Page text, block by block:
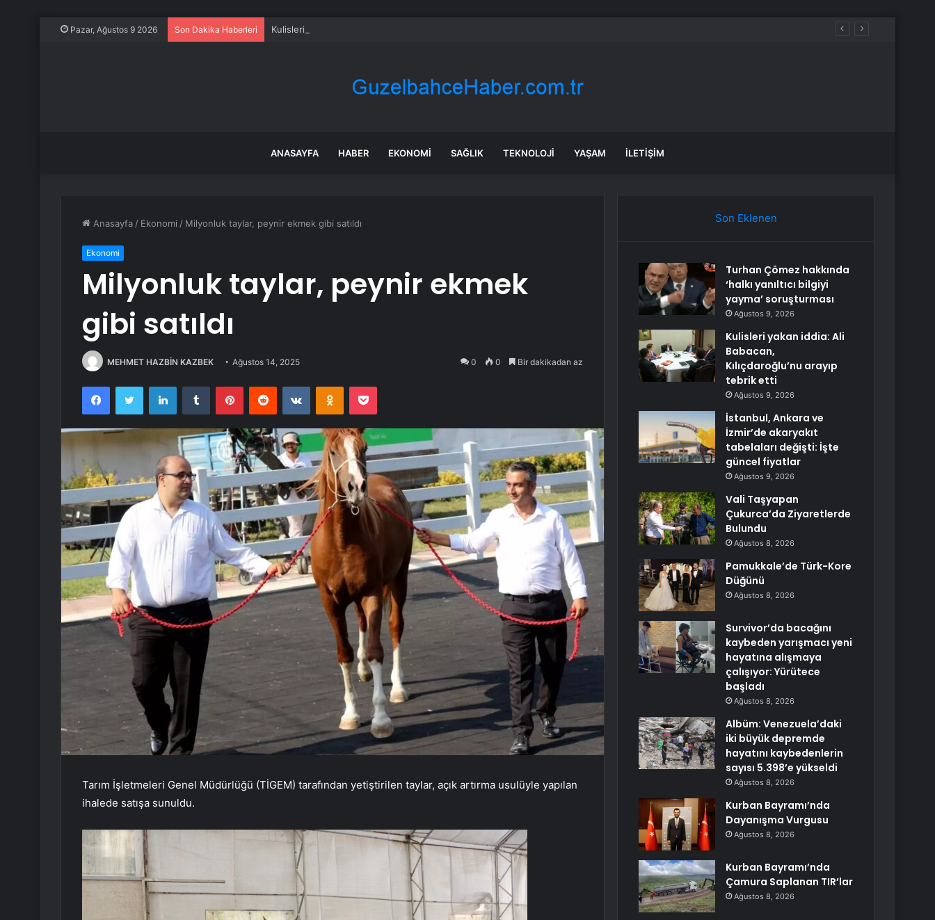
Pazar, Ağustos 9 2026 Son Dakika Haberleri Kulisleri yakan iddia: Ali Babacan, Kılıçdaroğlu’nu arayıp tebrik etti
ANASAYFA HABER EKONOMI SAĞLIK TEKNOLOJI YAŞAM İLETIŞIM
Anasayfa / Ekonomi / Milyonluk taylar, peynir ekmek gibi satıldı
Ekonomi
Milyonluk taylar, peynir ekmek
gibi satıldı
MEHMET HAZBİN KAZBEK Ağustos 14, 2025 0 0 Bir dakikadan az
FacebookTwitter LinkedInTumblr PinterestReddit VKontakteOdnoklassniki
Pocket
Tarım İşletmeleri Genel Müdürlüğü (TİGEM) tarafından yetiştirilen taylar, açık artırma usulüyle yapılan
ihalede satışa sunuldu.
Son Eklenen
Turhan Çömez hakkında
‘halkı yanıltıcı bilgiyi
yayma’ soruşturması
Ağustos 9, 2026
Kulisleri yakan iddia: Ali
Babacan,
Kılıçdaroğlu’nu arayıp
tebrik etti
Ağustos 9, 2026
İstanbul, Ankara ve
İzmir’de akaryakıt
tabelaları değişti: İşte
güncel fiyatlar
Ağustos 9, 2026
Vali Taşyapan
Çukurca’da Ziyaretlerde
Bulundu
Ağustos 8, 2026
Pamukkale’de Türk-Kore
Düğünü
Ağustos 8, 2026
Survivor’da bacağını
kaybeden yarışmacı yeni
hayatına alışmaya
çalışıyor: Yürütece
başladı
Ağustos 8, 2026
Albüm: Venezuela’daki
iki büyük depremde
hayatını kaybedenlerin
sayısı 5.398’e yükseldi
Ağustos 8, 2026
Kurban Bayramı’nda
Dayanışma Vurgusu
Ağustos 8, 2026
Kurban Bayramı’nda
Çamura Saplanan TIR’lar
Ağustos 8, 2026